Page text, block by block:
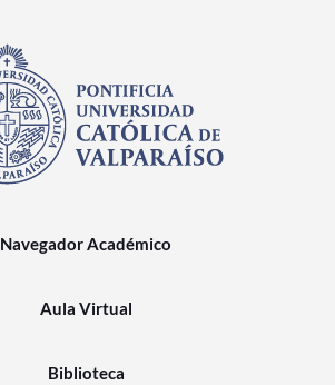
Navegador Académico
Aula Virtual
Biblioteca